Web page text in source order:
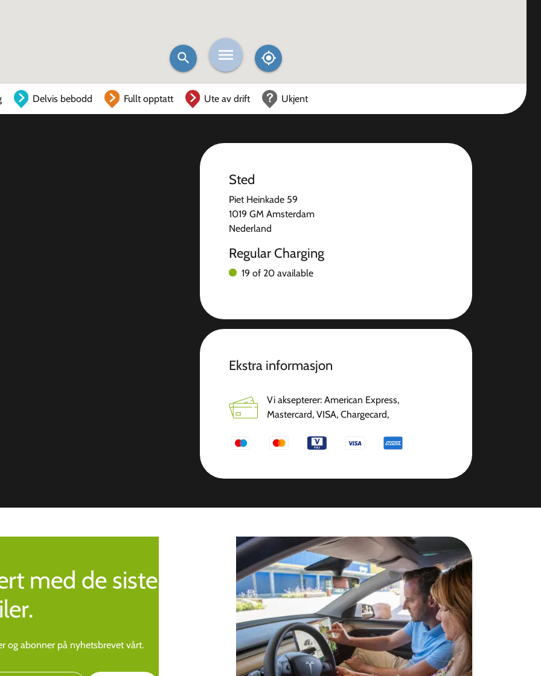
Delvis bebodd Fullt opptatt Ute av drift Ukjent
Sted
Piet Heinkade 59
1019 GM Amsterdam
Nederland
Regular Charging
19 of 20 available
Ekstra informasjon
Vi aksepterer: American Express,
Mastercard, VISA, Chargecard,
med de siste
og abonner på nyhetsbrevet vårt.